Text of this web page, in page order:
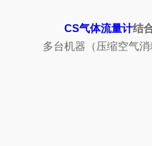
CS气体流量计结
多台机器（压缩空气消